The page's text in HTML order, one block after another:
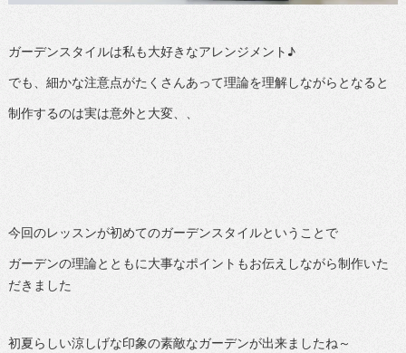
ガーデンスタイルは私も大好きなアレンジメント♪
でも、細かな注意点がたくさんあって理論を理解しながらとなると
制作するのは実は意外と大変、、
今回のレッスンが初めてのガーデンスタイルということで
ガーデンの理論とともに大事なポイントもお伝えしながら制作いた
だきました
初夏らしい涼しげな印象の素敵なガーデンが出来ましたね～